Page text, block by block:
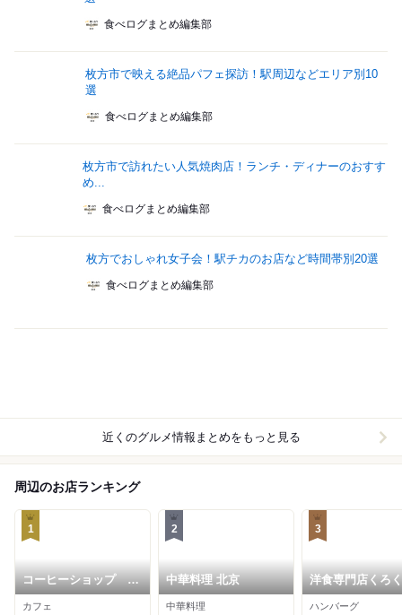
食べログまとめ編集部
枚方市で映える絶品パフェ探訪！駅周辺などエリア別10
選
食べログまとめ編集部
枚方市で訪れたい人気焼肉店！ランチ・ディナーのおすす
め...
食べログまとめ編集部
枚方でおしゃれ女子会！駅チカのお店など時間帯別20選
食べログまとめ編集部
近くのグルメ情報まとめをもっと見る
周辺のお店ランキング
1
コーヒーショップ ア
バウト ア コーヒー
カフェ
2
中華料理 北京
中華料理
3
洋食専門店くろ
ハンバーグ